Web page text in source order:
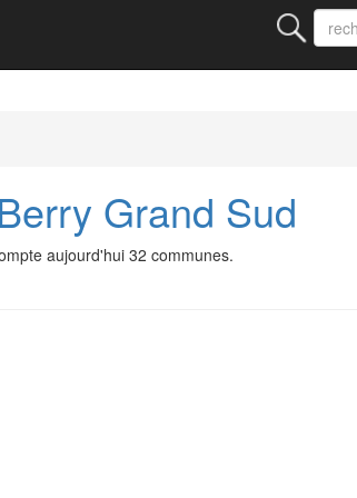
Grand Sud
aujourd'hui 32 communes.